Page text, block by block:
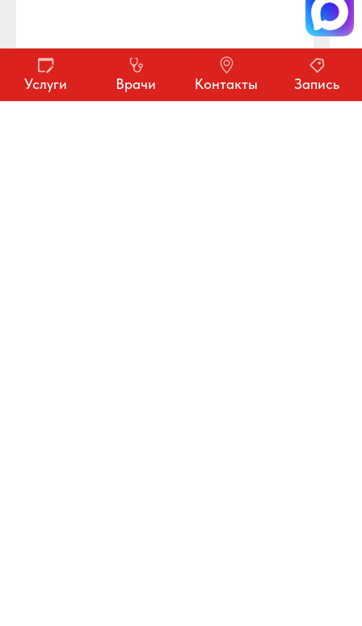
Услуги Врачи Контакты Запись